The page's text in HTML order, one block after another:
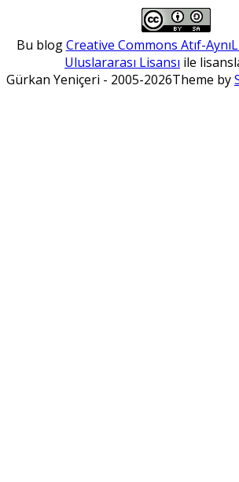
Bu blogCreative Commons Atıf-
Uluslararası Lisansı ile
Gürkan Yeniçeri - 2005-2026Theme by